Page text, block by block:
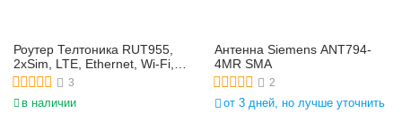
Роутер Телтоника RUT955,
2xSim, LTE, Ethernet, Wi-Fi,
RS-232, RS-485, USB, GPS
3
в наличии
Антенна Siemens ANT794-
4MR SMA
2
от 3 дней, но лучше уточнить